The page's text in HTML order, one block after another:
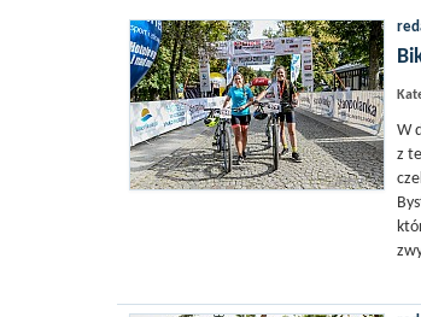
W
z